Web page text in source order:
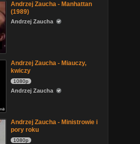
Andrzej Zaucha - Manhattan
(1989)
Andrzej Zaucha
Andrzej Zaucha - Miauczy,
kwiczy
1080p
Andrzej Zaucha
Andrzej Zaucha - Ministrowie i
pory roku
1080p